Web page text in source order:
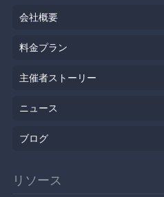
会社概要
料金プラン
主催者ストーリー
ニュース
ブログ
リソース